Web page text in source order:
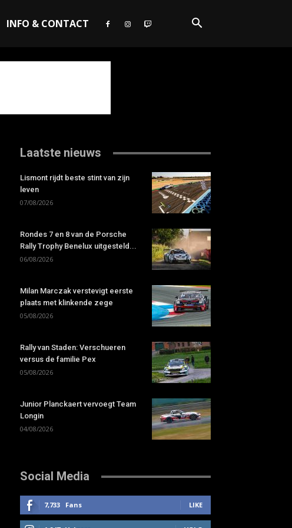
INFO & CONTACT
Laatste nieuws
Lismont rijdt beste stint van zijn
leven
07/08/2026
Rondes 7 en 8 van de Porsche
Rally Trophy Benelux uitgesteld...
06/08/2026
Milan Marczak verstevigt eerste
plaats met klinkende zege
05/08/2026
Rally van Staden: Verschueren
versus de familie Pex
05/08/2026
Junior Planckaert vervoegt Team
Longin
04/08/2026
Social Media
7,733 Fans LIKE